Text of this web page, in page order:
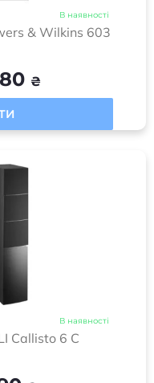
В наявності
& Wilkins 603
₴
В наявності
Callisto 6 C